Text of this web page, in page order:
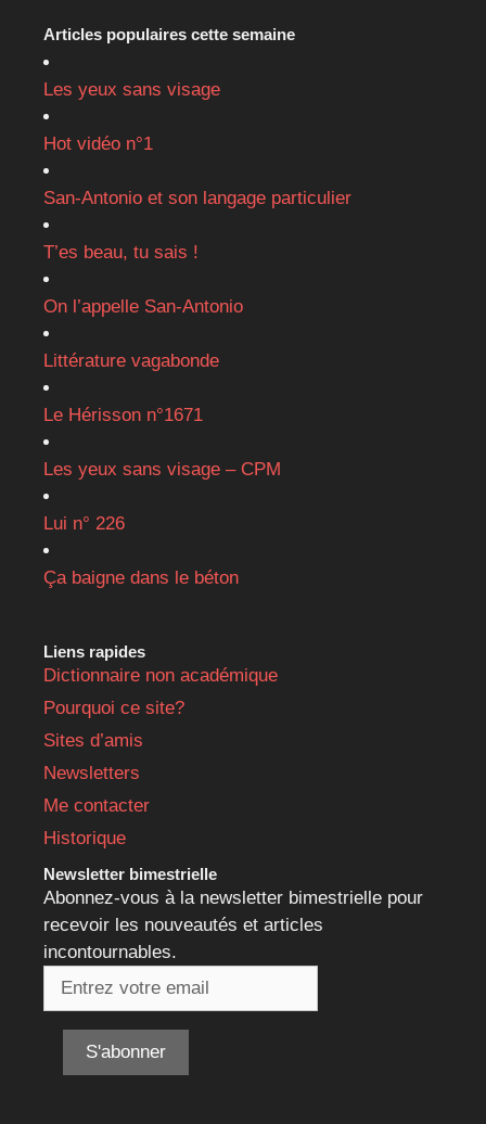
Articles populaires cette semaine
Les yeux sans visage
Hot vidéo n°1
San-Antonio et son langage particulier
T’es beau, tu sais !
On l’appelle San-Antonio
Littérature vagabonde
Le Hérisson n°1671
Les yeux sans visage – CPM
Lui n° 226
Ça baigne dans le béton
Liens rapides
Dictionnaire non académique
Pourquoi ce site?
Sites d’amis
Newsletters
Me contacter
Historique
Newsletter bimestrielle
Abonnez-vous à la newsletter bimestrielle pour
recevoir les nouveautés et articles
incontournables.